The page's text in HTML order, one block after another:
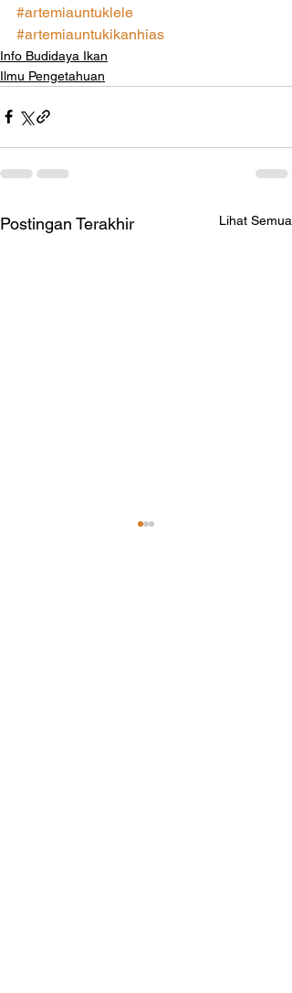
#artemiauntuklele
#artemiauntukikanhias
Info Budidaya Ikan
Ilmu Pengetahuan
Postingan Terakhir Lihat Semua